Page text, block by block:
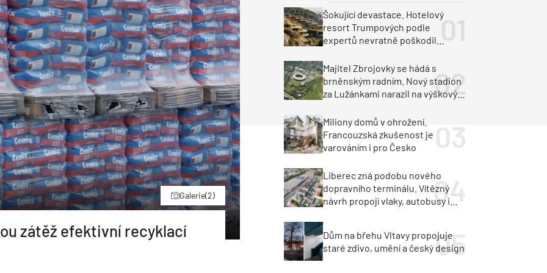
Historické stavby Průmyslové objekty
Poruchy střechyRekonstrukce střechy
Větrání a odvětráváníKomíny
Fasáda
Omítky
Inženýrské stavby
Doprava
Průmysl a logistika
Dopravní stavby
Galerie(2)
zátěž efektivní recyklací
Šokující devastace. Hotelový
resort Trumpových podle
expertů nevratně poškodil
Majitel Zbrojovky se hádá s
brněnským radním. Nový stadion
za Lužánkami narazil na výškový
Miliony domů v ohrožení.
Francouzská zkušenost je
varováním i pro Česko
Liberec zná podobu nového
dopravního terminálu. Vítězný
návrh propojí vlaky, autobusy i
Dům na břehu Vltavy propojuje
staré zdivo, umění a český design